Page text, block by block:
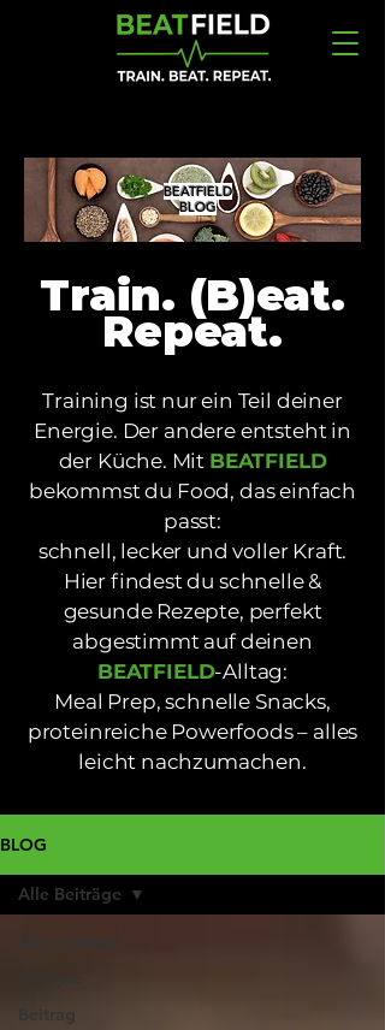
BEATFIELD
BLOG
Train. (B)eat.
Repeat.
Training ist nur ein Teil deiner
Energie. Der andere entsteht in
der Küche. Mit BEATFIELD
bekommst du Food, das einfach
passt:
schnell, lecker und voller Kraft.
Hier findest du schnelle &
gesunde Rezepte, perfekt
abgestimmt auf deinen
BEATFIELD-Alltag:
Meal Prep, schnelle Snacks,
proteinreiche Powerfoods – alles
leicht nachzumachen.
BLOG
Beitrag
Alle Beiträge